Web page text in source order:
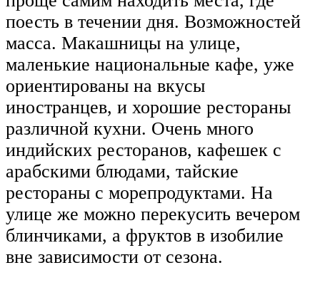
поесть в течении дня. Возможностей
масса. Макашницы на улице,
маленькие национальные кафе, уже
ориентированы на вкусы
иностранцев, и хорошие рестораны
различной кухни. Очень много
индийских ресторанов, кафешек с
арабскими блюдами, тайские
рестораны с морепродуктами. На
улице же можно перекусить вечером
блинчиками, а фруктов в изобилие
вне зависимости от сезона.